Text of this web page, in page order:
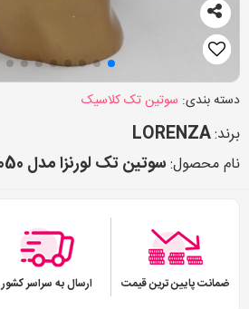
دسته بندی: سوتین تک کلاسیک
برند:LORENZA
نام محصول:سوتین تک لورنزا مدل 5050 (عدد)
ضمانت پایین ترین قیمت ارسال به سراسر کشور